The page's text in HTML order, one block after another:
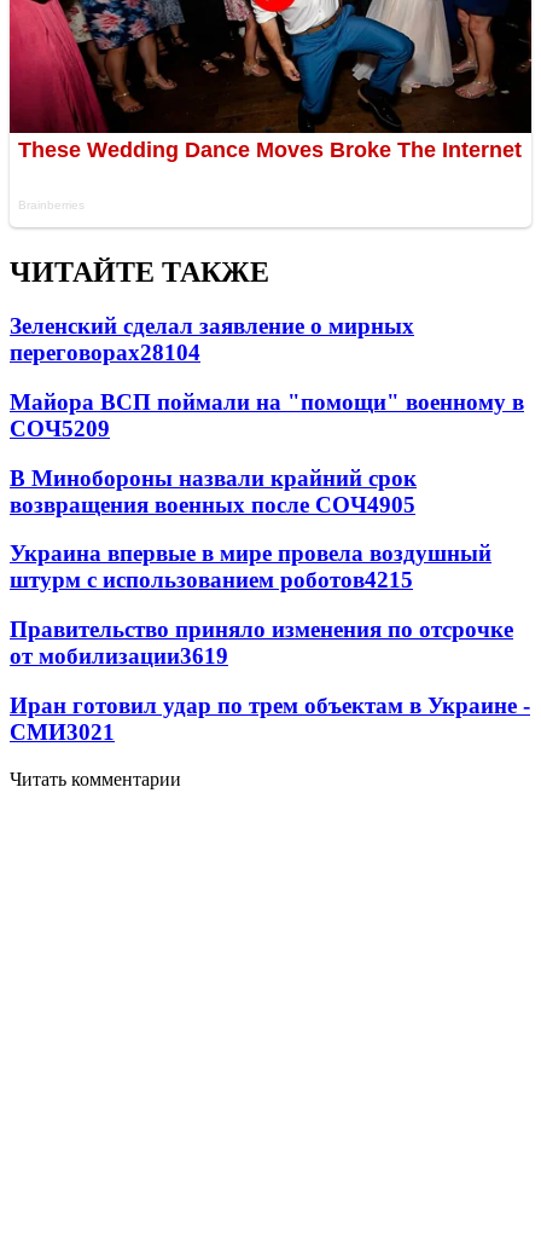
ЧИТАЙТЕ ТАКЖЕ
Зеленский сделал заявление о мирных
переговорах28104
Майора ВСП поймали на "помощи" военному в
СОЧ5209
В Минобороны назвали крайний срок
возвращения военных после СОЧ4905
Украина впервые в мире провела воздушный
штурм с использованием роботов4215
Правительство приняло изменения по отсрочке
от мобилизации3619
Иран готовил удар по трем объектам в Украине -
СМИ3021
Читать комментарии